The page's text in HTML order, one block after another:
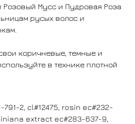
Розовый Мусс и Пудровая Роза
русых волос и
коричневые, темные и
в технике плотной
791-2, cl#12475, rosin ec#232-
extract ec#283-637-9,